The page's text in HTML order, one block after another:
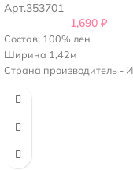
Арт.353701
1,690 ₽
Состав: 100% лен
Ширина 1,42м
Страна производитель -